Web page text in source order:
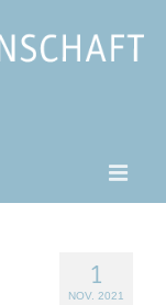
1
NOV. 2021